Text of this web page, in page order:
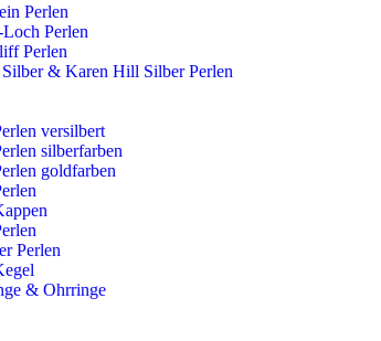
Perlen
Perlen
Perlen
& Karen Hill Silber Perlen
versilbert
silberfarben
goldfarben
Perlen
& Ohrringe